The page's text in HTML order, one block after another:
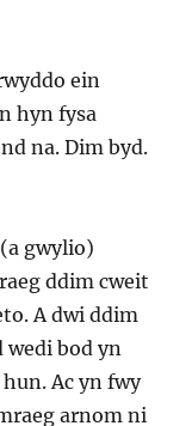
ein
hyn fysa
na. Dim byd.
gwylio)
ddim cweit
A dwi ddim
wedi bod yn
Ac yn fwy
arnom ni